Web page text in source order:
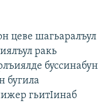
цеве шагьаралъул
ракь
буссинабун
бугила
гьитIинаб